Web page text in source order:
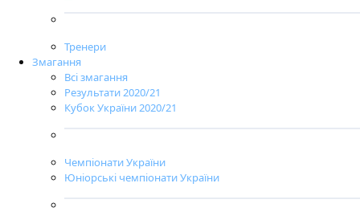
Тренери
Змагання
Всі змагання
Результати 2020/21
Кубок України 2020/21
Чемпіонати України
Юніорські чемпіонати України